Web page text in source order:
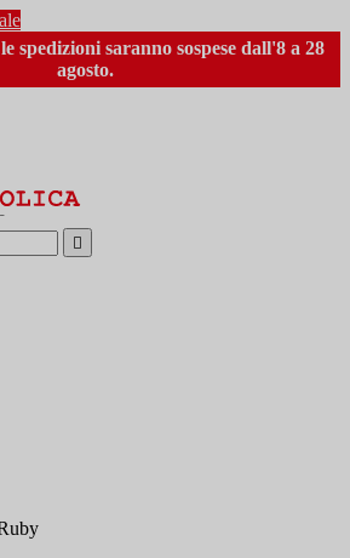
spedizioni saranno sospese dall'8 a 28
agosto.
